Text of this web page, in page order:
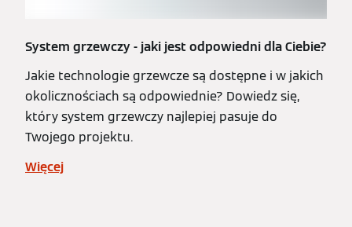
System grzewczy - jaki jest odpowiedni dla Ciebie?
Jakie technologie grzewcze są dostępne i w jakich
okolicznościach są odpowiednie? Dowiedz się,
który system grzewczy najlepiej pasuje do
Twojego projektu.
Więcej